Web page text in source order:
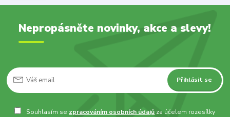
Nepropásněte novinky, akce a slevy!
Přihlásit se
Souhlasím se zpracováním osobních údajů za účelem rozesílky